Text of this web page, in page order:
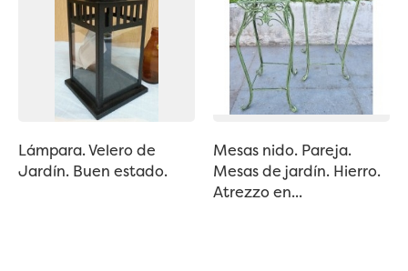
Lámpara. Velero de
Jardín. Buen estado.
Mesas nido. Pareja.
Mesas de jardín. Hierro.
Atrezzo en...